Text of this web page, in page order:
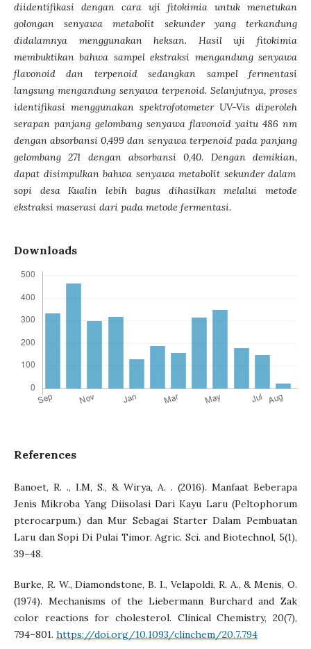
diidentifikasi dengan cara uji fitokimia untuk menetukan
golongan senyawa metabolit sekunder yang terkandung
didalamnya menggunakan heksan. Hasil uji fitokimia
membuktikan bahwa sampel ekstraksi mengandung senyawa
flavonoid dan terpenoid sedangkan sampel fermentasi
langsung mengandung senyawa terpenoid. Selanjutnya,proses
identifikasi menggunakan spektrofotometer UV-Vis diperoleh
serapan panjang gelombang senyawa flavonoid yaitu 486 nm
dengan absorbansi 0,499 dan senyawa terpenoid pada panjang
gelombang 271 dengan absorbansi 0,40. Dengan demikian,
dapat disimpulkan bahwa senyawa metabolit sekunder dalam
sopi desa Kualin lebih bagus dihasilkan melalui metode
ekstraksi maserasi dari pada metode fermentasi.
Downloads
References
Banoet, R. ., I.M, S., & Wirya, A. . (2016). Manfaat Beberapa
Jenis Mikroba Yang Diisolasi Dari Kayu Laru (Peltophorum
pterocarpum.) dan Mur Sebagai Starter Dalam Pembuatan
Laru dan Sopi Di Pulai Timor. Agric. Sci. and Biotechnol, 5(1),
39–48.
Burke, R. W., Diamondstone, B. I., Velapoldi, R. A., & Menis, O.
(1974). Mechanisms of the Liebermann Burchard and Zak
color reactions for cholesterol. Clinical Chemistry, 20(7),
794–801. https://doi.org/10.1093/clinchem/20.7.794